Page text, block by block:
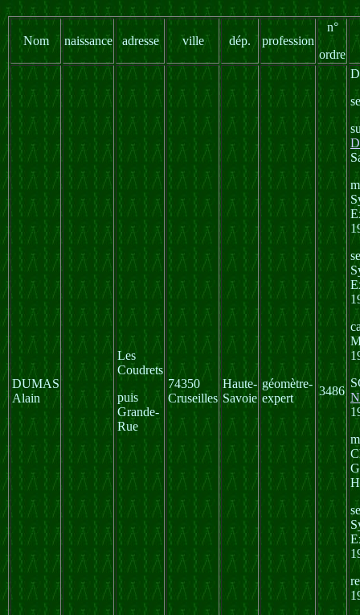
Nom naissance adresse ville dép. profession
n°
ordre
DUMAS
Alain
Les
Coudrets
puis
Grande-
Rue
74350
Cruseilles
Haute-
Savoie
géomètre-
expert
3486